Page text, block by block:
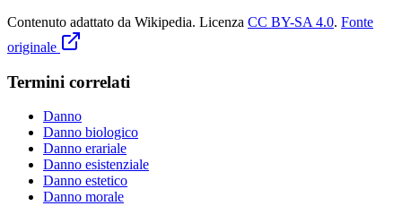
Contenuto adattato da Wikipedia. Licenza CC BY-SA 4.0. Fonte
originale
Termini correlati
Danno
Danno biologico
Danno erariale
Danno esistenziale
Danno estetico
Danno morale